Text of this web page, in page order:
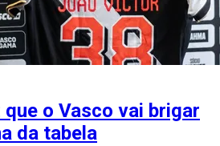
o Vasco vai brigar
da tabela